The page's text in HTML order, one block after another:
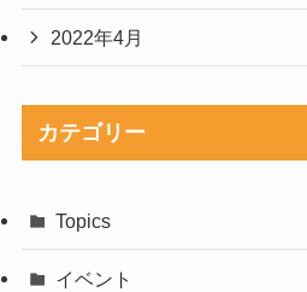
2022年4月
カテゴリー
Topics
イベント